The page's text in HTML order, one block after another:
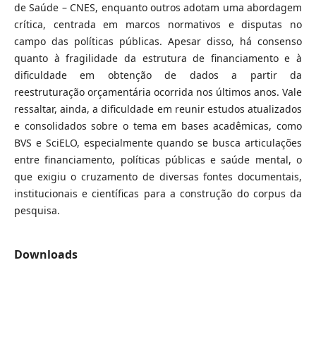
de Saúde – CNES, enquanto outros adotam uma abordagem
crítica, centrada em marcos normativos e disputas no
campo das políticas públicas. Apesar disso, há consenso
quanto à fragilidade da estrutura de financiamento e à
dificuldade em obtenção de dados a partir da
reestruturação orçamentária ocorrida nos últimos anos. Vale
ressaltar, ainda, a dificuldade em reunir estudos atualizados
e consolidados sobre o tema em bases acadêmicas, como
BVS e SciELO, especialmente quando se busca articulações
entre financiamento, políticas públicas e saúde mental, o
que exigiu o cruzamento de diversas fontes documentais,
institucionais e científicas para a construção do corpus da
pesquisa.
Downloads